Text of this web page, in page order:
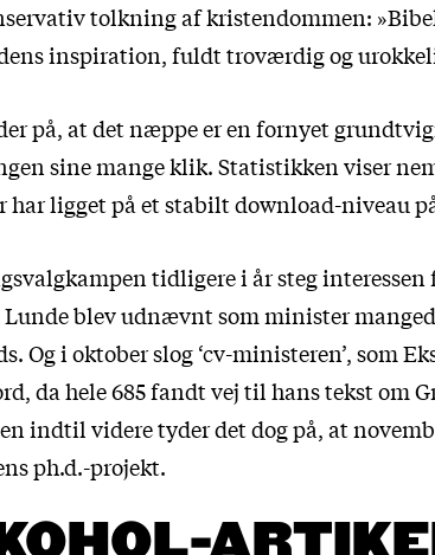
tolkning af kristendommen:
inspiration, fuldt troværdig og
på, at det næppe er en fornyet
sine mange klik. Statistikken viser
har ligget på et stabilt download-niveau
tidligere i år steg
Lunde blev udnævnt som minister
Og i oktober slog ‘cv-ministeren’, som
da hele 685 fandt vej til hans tekst om
indtil videre tyder det dog på, at
ph.d.-projekt.